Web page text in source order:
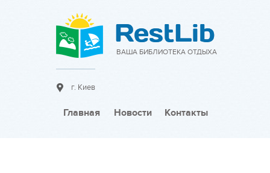
ВАША БИБЛИОТЕКА ОТДЫХА
г. Киев
Главная Новости Контакты